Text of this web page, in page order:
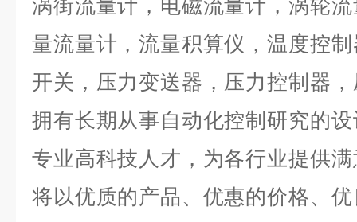
涡街流量计，电磁流量计，涡轮
量流量计，流量积算仪，温度控
开关，压力变送器，压力控制器
拥有长期从事自动化控制研究的
专业高科技人才，为各行业提供
将以优质的产品、优惠的价格、